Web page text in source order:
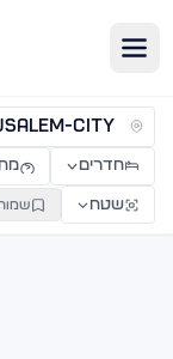
דירות למכירה
חדרים
שטח